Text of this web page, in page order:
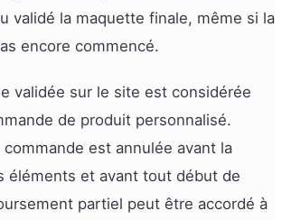
validé la maquette finale, même si la
encore commencé.
validée sur le site est considérée
de produit personnalisé.
est annulée avant la
éléments et avant tout début de
partiel peut être accordé à